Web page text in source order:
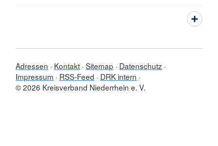
Adressen Kontakt Sitemap
Datenschutz
Impressum
RSS-Feed
DRK intern
© 2026 Kreisverband Niederrhein e. V.